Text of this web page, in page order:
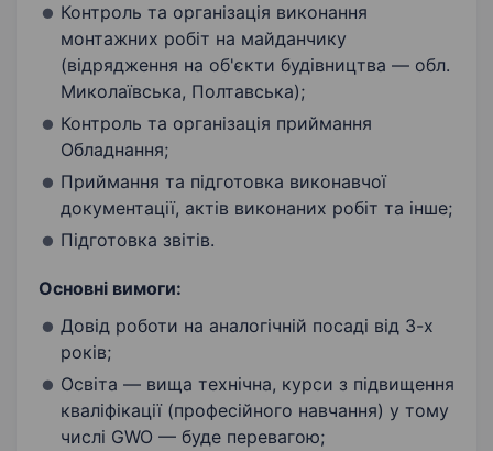
Контроль та організація виконання
монтажних робіт на майданчику
(відрядження на об'єкти будівництва — обл.
Миколаївська, Полтавська);
Контроль та організація приймання
Обладнання;
Приймання та підготовка виконавчої
документації, актів виконаних робіт та інше;
Підготовка звітів.
Основні вимоги:
Довід роботи на аналогічній посаді від 3-х
років;
Освіта — вища технічна, курси з підвищення
кваліфікації (професійного навчання) у тому
числі GWO — буде перевагою;